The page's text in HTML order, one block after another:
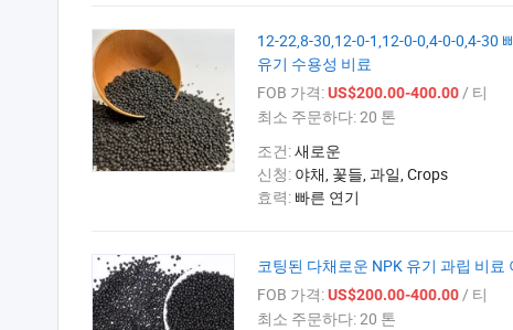
12-22,8-30,12-0-1,12-0-0,4-0-0,4-30
유기 수용성 비료
FOB 가격:US$200.00-400.00/ 티
최소 주문하다:20 톤
조건:새로운
신청: 야채, 꽃들, 과일, Crops
효력: 빠른 연기
코팅된 다채로운 NPK 유기 과립 비료
FOB 가격:US$200.00-400.00/ 티
최소 주문하다:20 톤